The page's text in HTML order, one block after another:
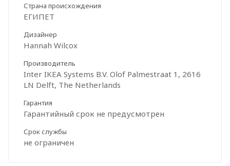
Страна происхождения
ЕГИПЕТ
Дизайнер
Hannah Wilcox
Производитель
Inter IKEA Systems B.V. Olof Palmestraat 1, 2616
LN Delft, The Netherlands
Гарантия
Гарантийный срок не предусмотрен
Срок службы
не ограничен